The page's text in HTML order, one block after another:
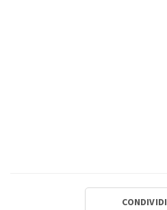
CONDIVIDI